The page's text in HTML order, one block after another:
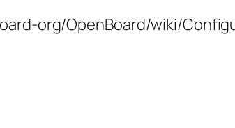
org/OpenBoard/wiki/